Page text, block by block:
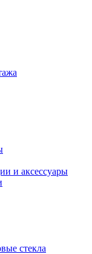
и аксессуары
стекла